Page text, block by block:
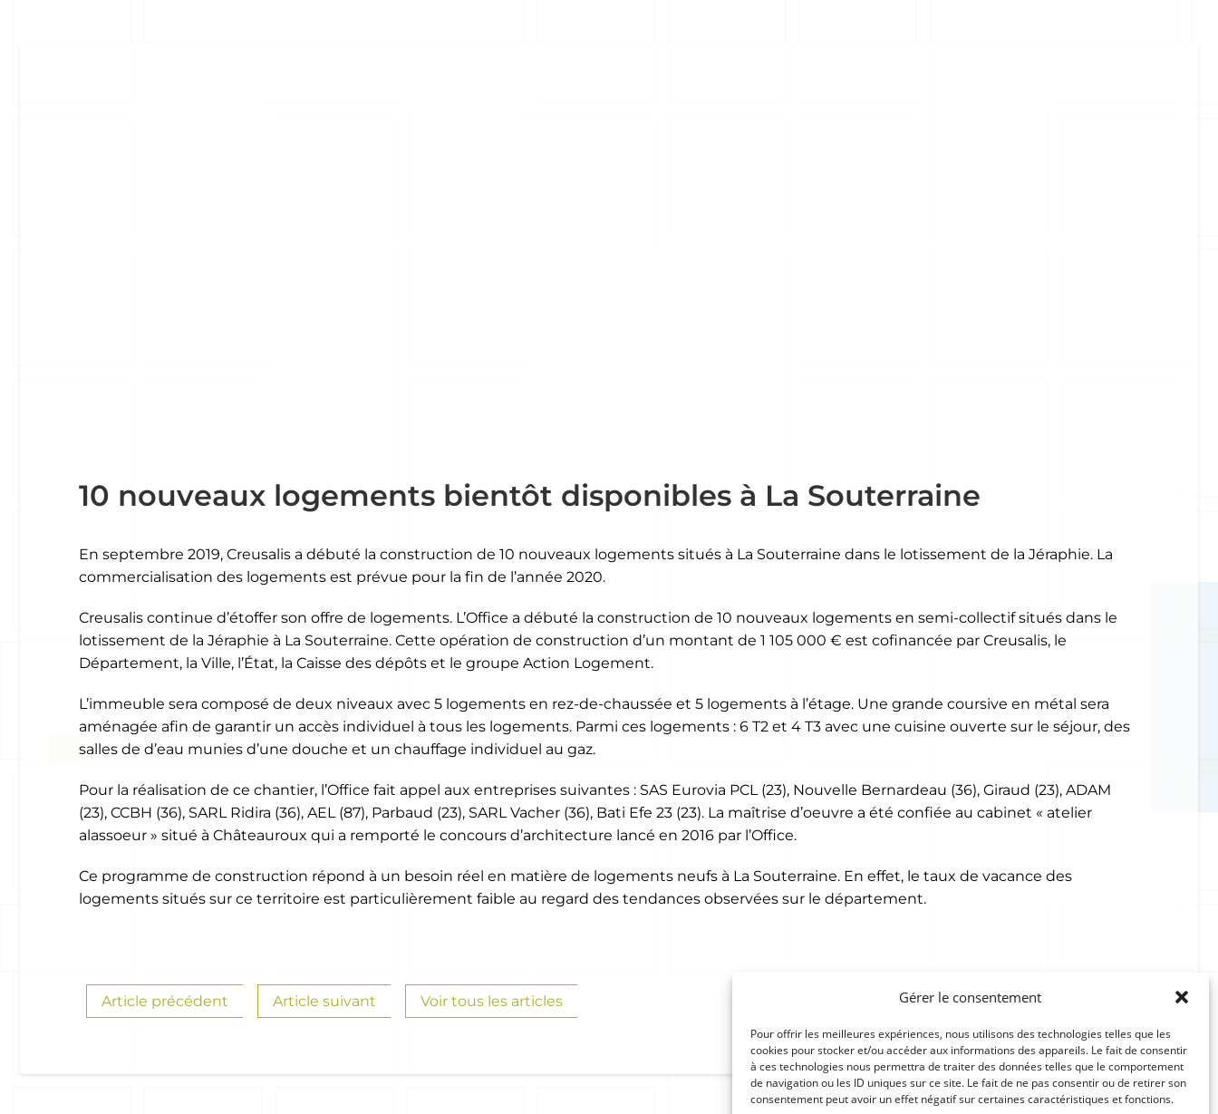
Gérer le consentement
Pour offrir les meilleures expériences, nous utilisons des technologies telles que les
cookies pour stocker et/ou accéder aux informations des appareils. Le fait de consentir
à ces technologies nous permettra de traiter des données telles que le comportement
de navigation ou les ID uniques sur ce site. Le fait de ne pas consentir ou de retirer son
consentement peut avoir un effet négatif sur certaines caractéristiques et fonctions.
10 nouveaux logements bientôt disponibles à La Souterraine
En septembre 2019, Creusalis a débuté la construction de 10 nouveaux logements situés à La Souterraine dans le lotissement de la Jéraphie. La
commercialisation des logements est prévue pour la fin de l’année 2020.
Creusalis continue d’étoffer son offre de logements. L’Office a débuté la construction de 10 nouveaux logements en semi-collectif situés dans le
lotissement de la Jéraphie à La Souterraine. Cette opération de construction d’un montant de 1 105 000 € est cofinancée par Creusalis, le
Département, la Ville, l’État, la Caisse des dépôts et le groupe Action Logement.
L’immeuble sera composé de deux niveaux avec 5 logements en rez-de-chaussée et 5 logements à l’étage. Une grande coursive en métal sera
aménagée afin de garantir un accès individuel à tous les logements. Parmi ces logements : 6 T2 et 4 T3 avec une cuisine ouverte sur le séjour, des
salles de d’eau munies d’une douche et un chauffage individuel au gaz.
Pour la réalisation de ce chantier, l’Office fait appel aux entreprises suivantes : SAS Eurovia PCL (23), Nouvelle Bernardeau (36), Giraud (23), ADAM
(23), CCBH (36), SARL Ridira (36), AEL (87), Parbaud (23), SARL Vacher (36), Bati Efe 23 (23). La maîtrise d’oeuvre a été confiée au cabinet « atelier
alassoeur » situé à Châteauroux qui a remporté le concours d’architecture lancé en 2016 par l’Office.
Ce programme de construction répond à un besoin réel en matière de logements neufs à La Souterraine. En effet, le taux de vacance des
logements situés sur ce territoire est particulièrement faible au regard des tendances observées sur le département.
Article précédent Article suivant Voir tous les articles
05 55 51 95 50
Contactez-nous
Réseaux sociaux